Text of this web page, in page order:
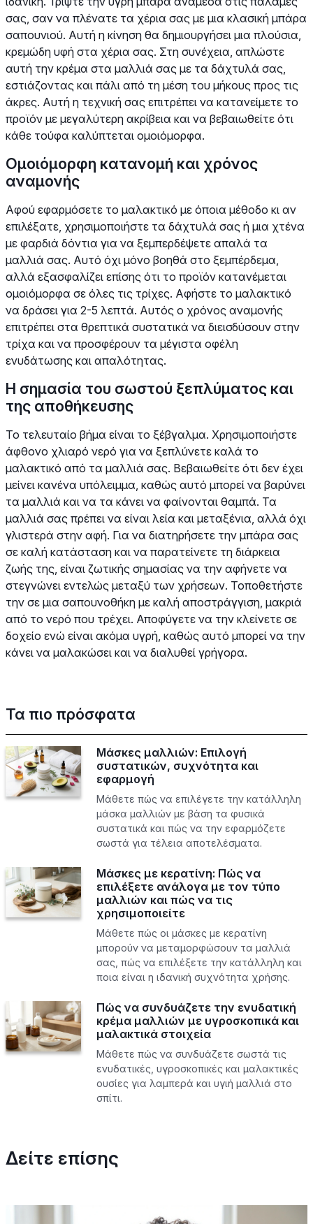
σας, σαν να πλένατε τα χέρια σας με μια κλασική μπάρα
σαπουνιού. Αυτή η κίνηση θα δημιουργήσει μια πλούσια,
κρεμώδη υφή στα χέρια σας. Στη συνέχεια, απλώστε
αυτή την κρέμα στα μαλλιά σας με τα δάχτυλά σας,
εστιάζοντας και πάλι από τη μέση του μήκους προς τις
άκρες. Αυτή η τεχνική σας επιτρέπει να κατανείμετε το
προϊόν με μεγαλύτερη ακρίβεια και να βεβαιωθείτε ότι
κάθε τούφα καλύπτεται ομοιόμορφα.
Ομοιόμορφη κατανομή και χρόνος
αναμονής
Αφού εφαρμόσετε το μαλακτικό με όποια μέθοδο κι αν
επιλέξατε, χρησιμοποιήστε τα δάχτυλά σας ή μια χτένα
με φαρδιά δόντια για να ξεμπερδέψετε απαλά τα
μαλλιά σας. Αυτό όχι μόνο βοηθά στο ξεμπέρδεμα,
αλλά εξασφαλίζει επίσης ότι το προϊόν κατανέμεται
ομοιόμορφα σε όλες τις τρίχες. Αφήστε το μαλακτικό
να δράσει για 2-5 λεπτά. Αυτός ο χρόνος αναμονής
επιτρέπει στα θρεπτικά συστατικά να διεισδύσουν στην
τρίχα και να προσφέρουν τα μέγιστα οφέλη
ενυδάτωσης και απαλότητας.
Η σημασία του σωστού ξεπλύματος και
της αποθήκευσης
Το τελευταίο βήμα είναι το ξέβγαλμα. Χρησιμοποιήστε
άφθονο χλιαρό νερό για να ξεπλύνετε καλά το
μαλακτικό από τα μαλλιά σας. Βεβαιωθείτε ότι δεν έχει
μείνει κανένα υπόλειμμα, καθώς αυτό μπορεί να βαρύνει
τα μαλλιά και να τα κάνει να φαίνονται θαμπά. Τα
μαλλιά σας πρέπει να είναι λεία και μεταξένια, αλλά όχι
γλιστερά στην αφή. Για να διατηρήσετε την μπάρα σας
σε καλή κατάσταση και να παρατείνετε τη διάρκεια
ζωής της, είναι ζωτικής σημασίας να την αφήνετε να
στεγνώνει εντελώς μεταξύ των χρήσεων. Τοποθετήστε
την σε μια σαπουνοθήκη με καλή αποστράγγιση, μακριά
από το νερό που τρέχει. Αποφύγετε να την κλείνετε σε
δοχείο ενώ είναι ακόμα υγρή, καθώς αυτό μπορεί να την
κάνει να μαλακώσει και να διαλυθεί γρήγορα.
Τα πιο πρόσφατα
Μάσκες μαλλιών: Επιλογή
συστατικών, συχνότητα και
εφαρμογή
Μάθετε πώς να επιλέγετε την κατάλληλη
μάσκα μαλλιών με βάση τα φυσικά
συστατικά και πώς να την εφαρμόζετε
σωστά για τέλεια αποτελέσματα.
Μάσκες με κερατίνη: Πώς να
επιλέξετε ανάλογα με τον τύπο
μαλλιών και πώς να τις
χρησιμοποιείτε
Μάθετε πώς οι μάσκες με κερατίνη
μπορούν να μεταμορφώσουν τα μαλλιά
σας, πώς να επιλέξετε την κατάλληλη και
ποια είναι η ιδανική συχνότητα χρήσης.
Πώς να συνδυάζετε την ενυδατική
κρέμα μαλλιών με υγροσκοπικά και
μαλακτικά στοιχεία
Μάθετε πώς να συνδυάζετε σωστά τις
ενυδατικές, υγροσκοπικές και μαλακτικές
ουσίες για λαμπερά και υγιή μαλλιά στο
σπίτι.
Δείτε επίσης